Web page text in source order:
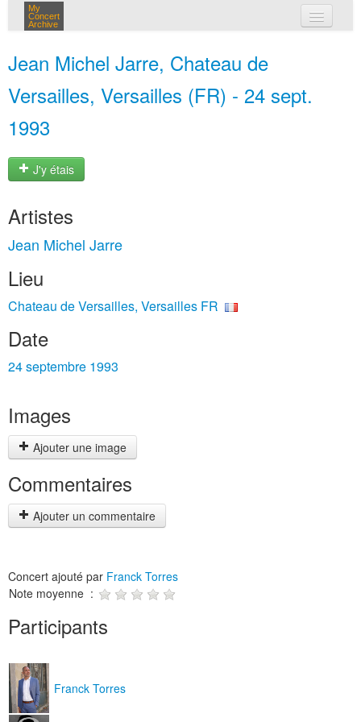
My
Concert
Archive
Jean Michel Jarre, Chateau de
Versailles, Versailles (FR) - 24 sept.
1993
J'y étais
Artistes
Jean Michel Jarre
Lieu
Chateau de Versailles, Versailles FR
Date
24 septembre 1993
Images
Ajouter une image
Commentaires
Ajouter un commentaire
Concert ajouté par Franck Torres
Note moyenne :
Participants
Franck Torres